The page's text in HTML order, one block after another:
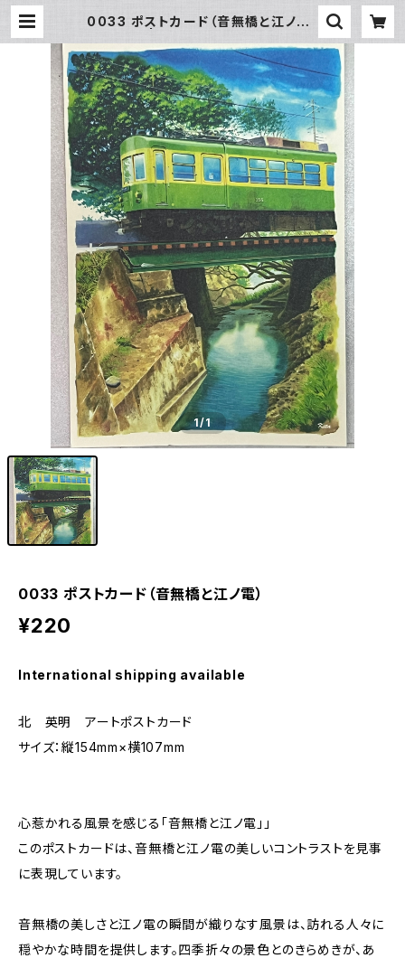
0033 ポストカード（音無橋と江ノ電）
1/1
0033 ポストカード（音無橋と江ノ電）
¥220
International shipping available
北 英明 アートポストカード
サイズ：縦154mm×横107mm
心惹かれる風景を感じる「音無橋と江ノ電」」
このポストカードは、音無橋と江ノ電の美しいコントラストを見事
に表現しています。
音無橋の美しさと江ノ電の瞬間が織りなす風景は、訪れる人々に
穏やかな時間を提供します。四季折々の景色とのきらめきが、あ